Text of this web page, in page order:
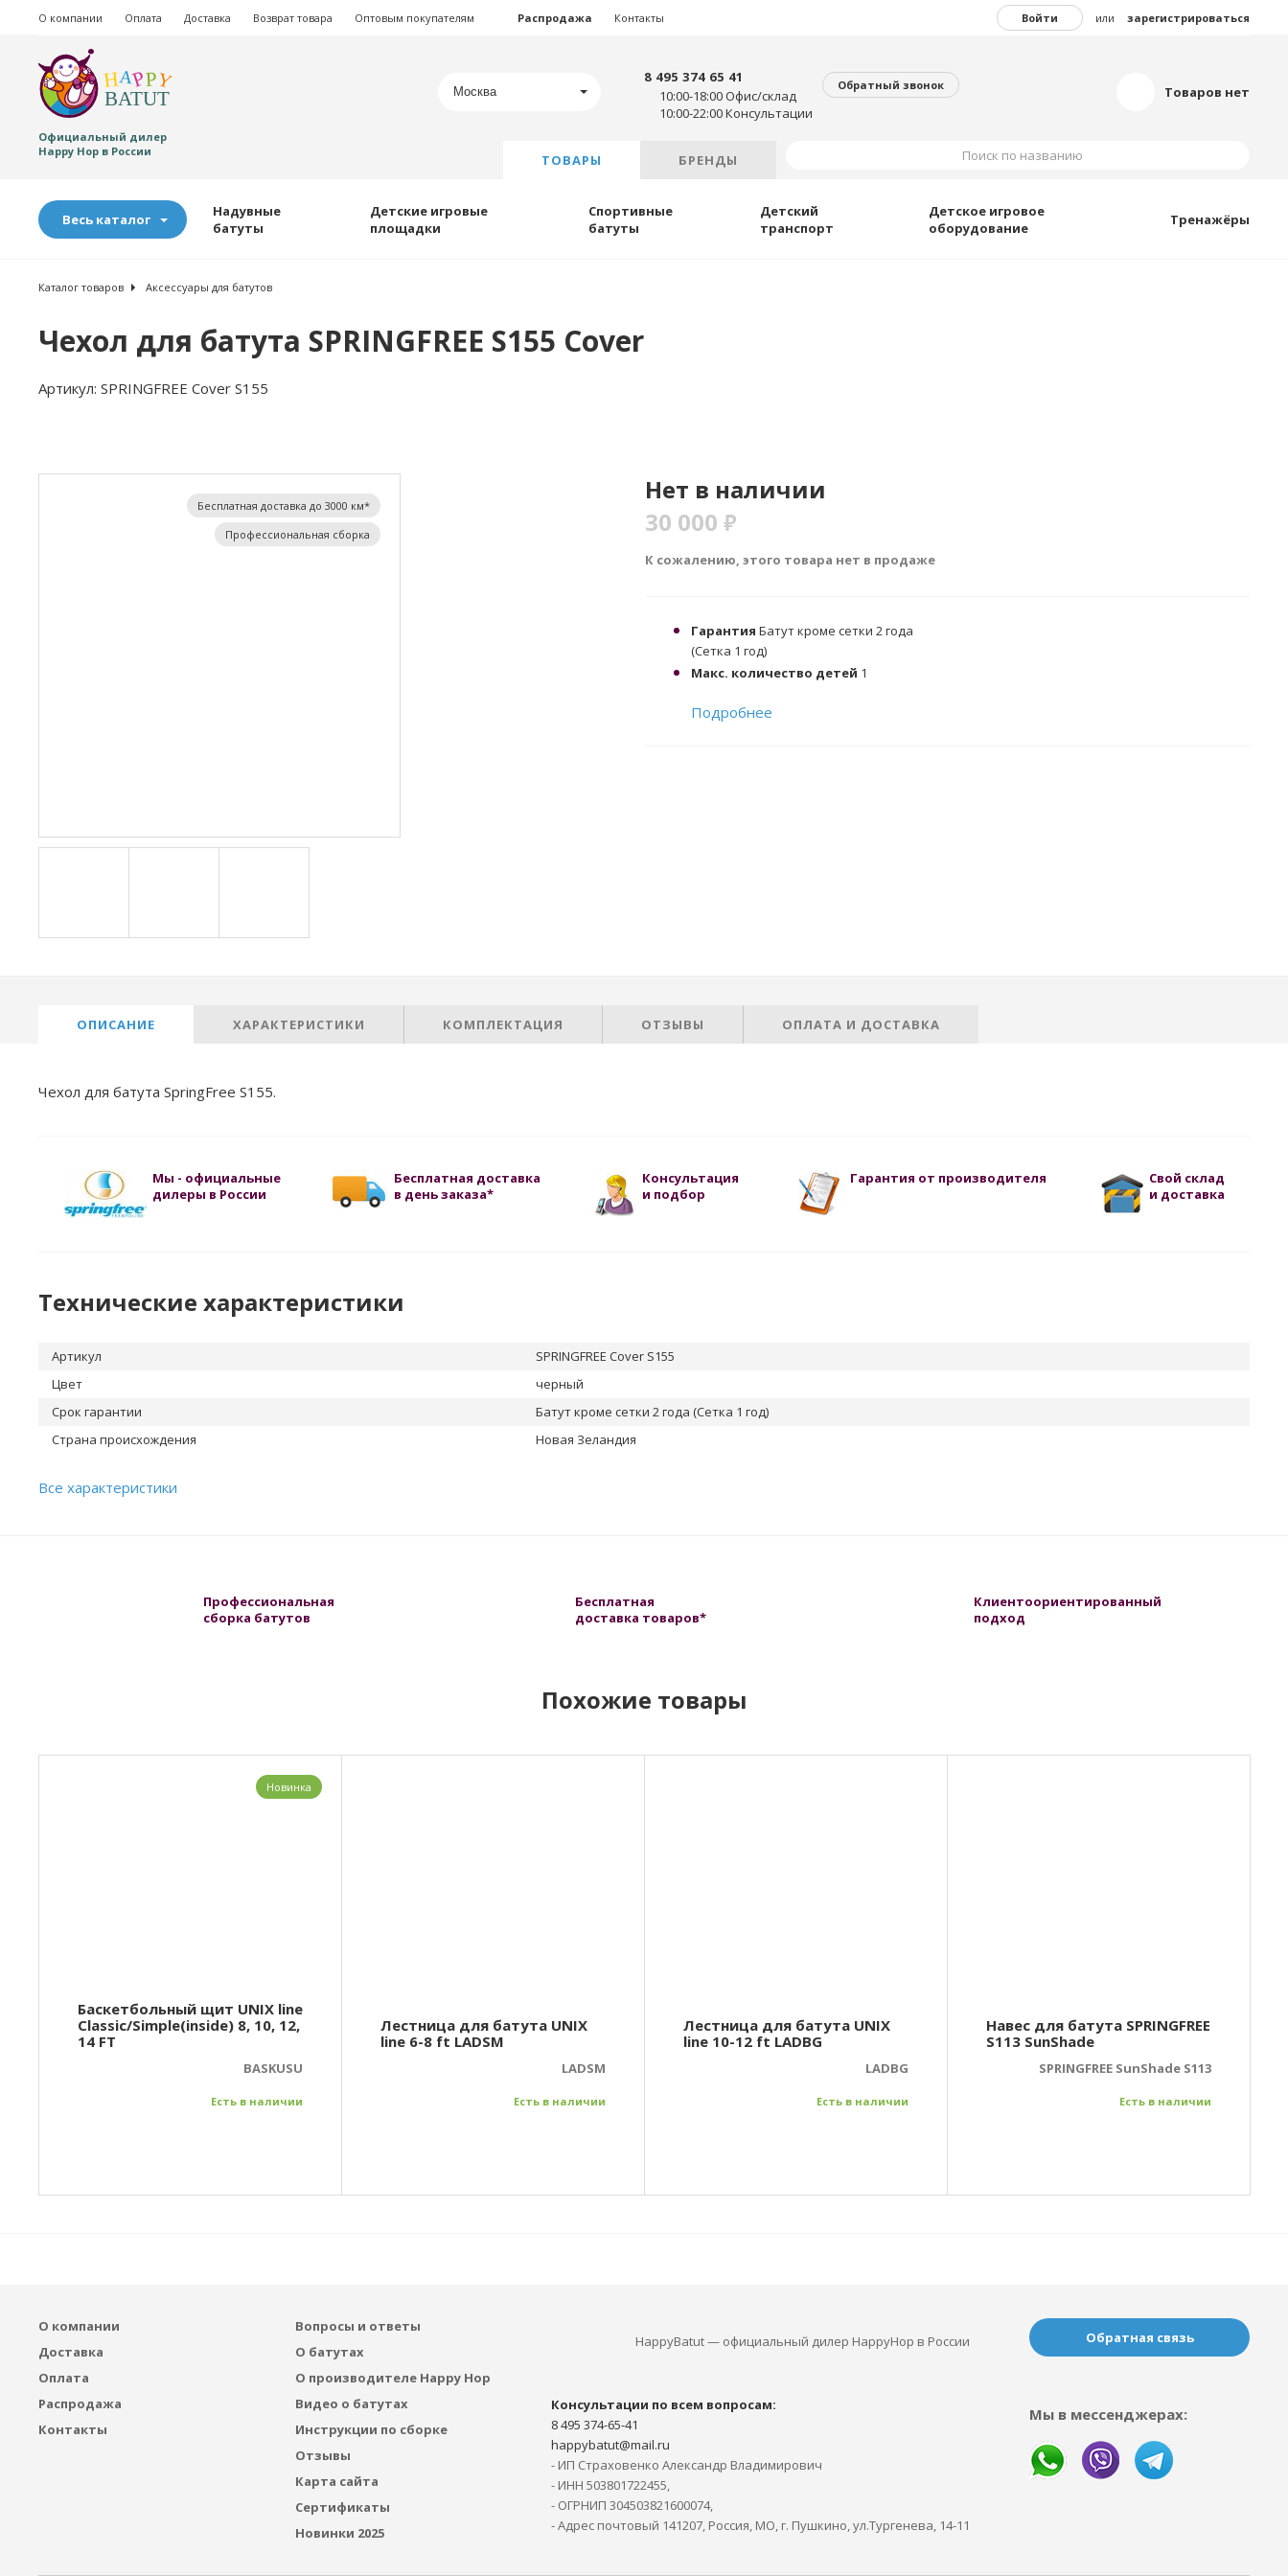
Войти или зарегистрироваться
О компании Оплата Доставка Возврат товара Оптовым покупателям Распродажа Контакты
Официальный дилер
Happy Hop в России
Москва Товаров нет
8 495 374 65 41
10:00-18:00 Офис/склад
10:00-22:00 Консультации
Обратный звонок
ТОВАРЫ БРЕНДЫ Поиск по названию
Весь каталог
Надувные
батуты
Детские игровые
площадки
Спортивные
батуты
Детский
транспорт
Детское игровое
оборудование
Тренажёры
Каталог товаров Аксессуары для батутов
Чехол для батута SPRINGFREE S155 Cover
Артикул: SPRINGFREE Cover S155
Бесплатная доставка до 3000 км*
Профессиональная сборка
Нет в наличии
30 000 ₽
К сожалению, этого товара нет в продаже
Гарантия Батут кроме сетки 2 года
(Сетка 1 год)
Макс. количество детей 1
Подробнее
ОПИСАНИЕ ХАРАКТЕРИСТИКИ КОМПЛЕКТАЦИЯ ОТЗЫВЫ ОПЛАТА И ДОСТАВКА
Чехол для батута SpringFree S155.
Мы - официальные
дилеры в России
Бесплатная доставка
в день заказа*
Консультация
и подбор
Гарантия от производителя
Свой склад
и доставка
Технические характеристики
Артикул
SPRINGFREE Cover S155
Цвет
черный
Срок гарантии
Батут кроме сетки 2 года (Сетка 1 год)
Страна происхождения
Новая Зеландия
Все характеристики
Профессиональная
сборка батутов
Бесплатная
доставка товаров*
Клиентоориентированный
подход
Похожие товары
Баскетбольный щит UNIX line
Classic/Simple(inside) 8, 10, 12,
14 FT
BASKUSU
Есть в наличии
Новинка
Лестница для батута UNIX
line 6-8 ft LADSM
LADSM
Есть в наличии
Лестница для батута UNIX
line 10-12 ft LADBG
LADBG
Есть в наличии
Навес для батута SPRINGFREE
S113 SunShade
SPRINGFREE SunShade S113
Есть в наличии
О компании
Доставка
Оплата
Распродажа
Контакты
Вопросы и ответы
О батутах
О производителе Happy Hop
Видео о батутах
Инструкции по сборке
Отзывы
Карта сайта
Сертификаты
Новинки 2025
HappyBatut — официальный дилер HappyHop в России
Консультации по всем вопросам:
8 495 374-65-41
happybatut@mail.ru
- ИП Страховенко Александр Владимирович
- ИНН 503801722455,
- ОГРНИП 304503821600074,
- Адрес почтовый 141207, Россия, МО, г. Пушкино, ул.Тургенева, 14-11
Обратная связь
Мы в мессенджерах: